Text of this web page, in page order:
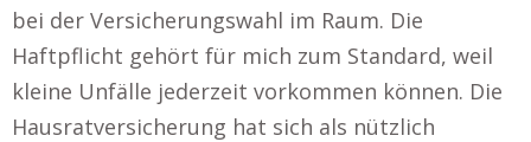
bei der Versicherungswahl im Raum. Die
Haftpflicht gehört für mich zum Standard, weil
kleine Unfälle jederzeit vorkommen können. Die
Hausratversicherung hat sich als nützlich